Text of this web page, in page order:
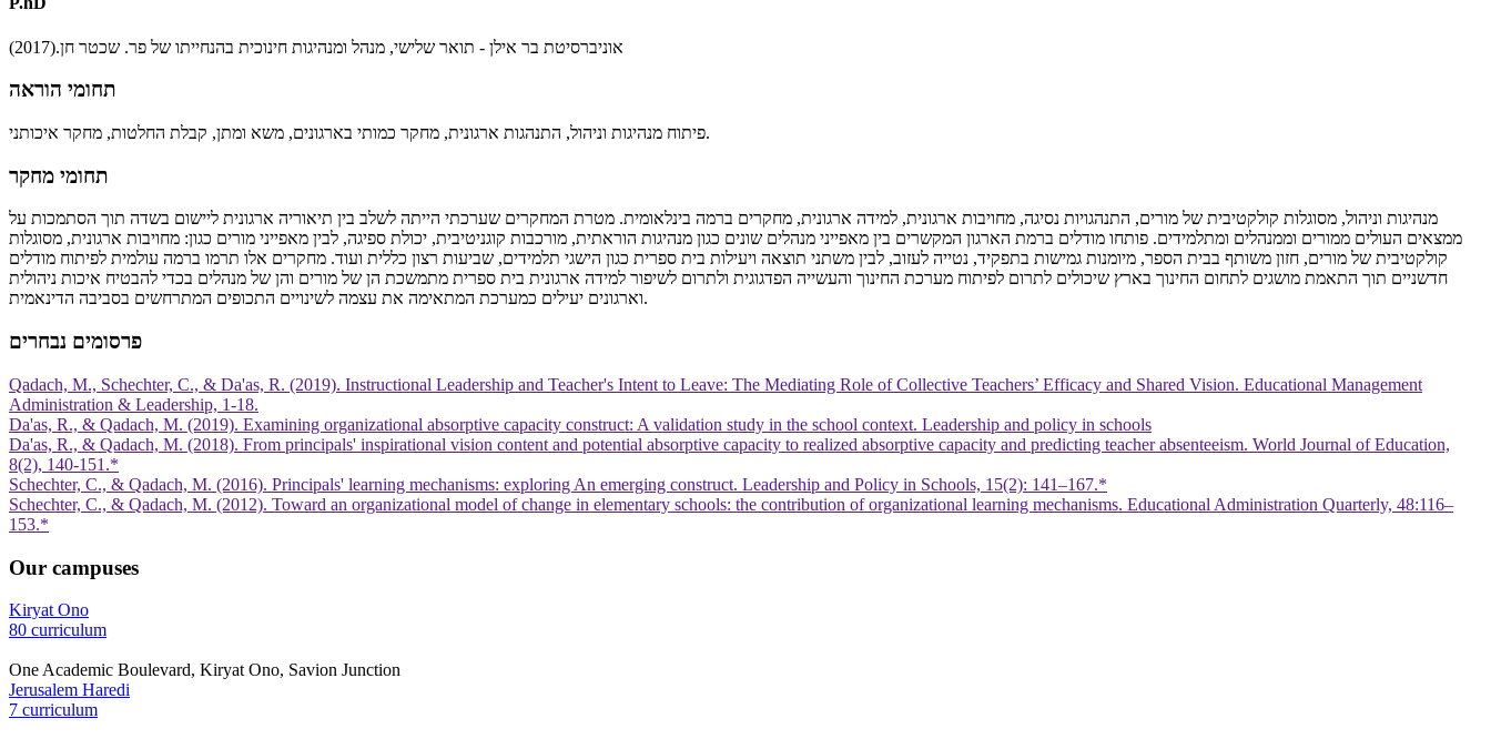
אוניברסיטת בר אילן - תואר שלישי, מנהל ומנהיגות חינוכית בהנחייתו של פר. שכטר חן.(2017)
תחומי הוראה
פיתוח מנהיגות וניהול, התנהגות ארגונית, מחקר כמותי בארגונים, משא ומתן, קבלת החלטות, מחקר איכותני.
תחומי מחקר
מנהיגות וניהול, מסוגלות קולקטיבית של מורים, התנהגויות נסיגה, מחויבות ארגונית, למידה ארגונית, מחקרים ברמה בינלאומית. מטרת המחקרים שערכתי הייתה לשלב בין תיאוריה ארגונית ליישום בשדה תוך הסתמכות על
ממצאים העולים ממורים וממנהלים ומתלמידים. פותחו מודלים ברמת הארגון המקשרים בין מאפייני מנהלים שונים כגון מנהיגות הוראתית, מורכבות קוגניטיבית, יכולת ספיגה, לבין מאפייני מורים כגון: מחויבות ארגונית, מסוגלות
קולקטיבית של מורים, חזון משותף בבית הספר, מיומנות גמישות בתפקיד, נטייה לעזוב, לבין משתני תוצאה ויעילות בית ספרית כגון הישגי תלמידים, שביעות רצון כללית ועוד. מחקרים אלו תרמו ברמה עולמית לפיתוח מודלים
חדשניים תוך התאמת מושגים לתחום החינוך בארץ שיכולים לתרום לפיתוח מערכת החינוך והעשייה הפדגוגית ולתרום לשיפור למידה ארגונית בית ספרית מתמשכת הן של מורים והן של מנהלים בכדי להבטיח איכות ניהולית
וארגונים יעילים כמערכת המתאימה את עצמה לשינויים התכופים המתרחשים בסביבה הדינאמית.
פרסומים נבחרים
Qadach, M., Schechter, C., & Da'as, R. (2019). Instructional Leadership and Teacher's Intent to Leave: The Mediating Role of Collective Teachers’ Efficacy and Shared Vision. Educational Management
Administration & Leadership, 1-18.
Da'as, R., & Qadach, M. (2019). Examining organizational absorptive capacity construct: A validation study in the school context. Leadership and policy in schools
Da'as, R., & Qadach, M. (2018). From principals' inspirational vision content and potential absorptive capacity to realized absorptive capacity and predicting teacher absenteeism. World Journal of Education,
8(2), 140-151.*
Schechter, C., & Qadach, M. (2016). Principals' learning mechanisms: exploring An emerging construct. Leadership and Policy in Schools, 15(2): 141–167.*
Schechter, C., & Qadach, M. (2012). Toward an organizational model of change in elementary schools: the contribution of organizational learning mechanisms. Educational Administration Quarterly, 48:116–
153.*
Our campuses
Kiryat Ono
80 curriculum
One Academic Boulevard, Kiryat Ono, Savion Junction
Jerusalem Haredi
7 curriculum